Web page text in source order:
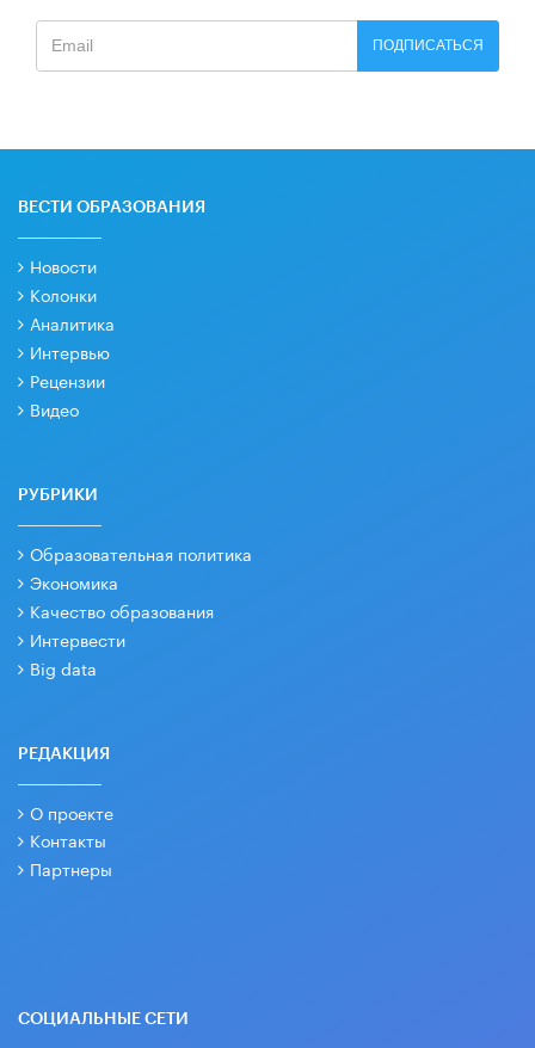
ПОДПИСАТЬСЯ
ВЕСТИ ОБРАЗОВАНИЯ
Новости
Колонки
Аналитика
Интервью
Рецензии
Видео
РУБРИКИ
Образовательная политика
Экономика
Качество образования
Интервести
Big data
РЕДАКЦИЯ
О проекте
Контакты
Партнеры
СОЦИАЛЬНЫЕ СЕТИ